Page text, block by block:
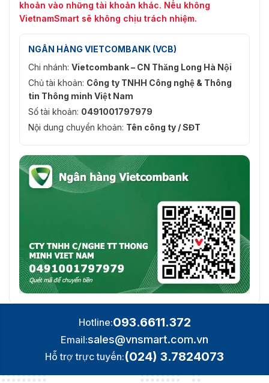
khoản vào những tài khoản khác. Nếu không
VietnamSmart sẽ không chịu trách nhiệm.
NGÂN HÀNG VIETCOMBANK (VCB)
Chi nhánh: Vietcombank – CN Thăng Long Hà Nội
Chủ tài khoản: Công ty TNHH Công nghệ & Thông
tin Thông minh Việt Nam
Số tài khoản: 0491001797979
Nội dung chuyển khoản: Tên công ty / SĐT
Hotline:093.6611.372
Email:sales@vnsmart.com.vn
Hỗ trợ trực tuyến:(024) 3.7824073